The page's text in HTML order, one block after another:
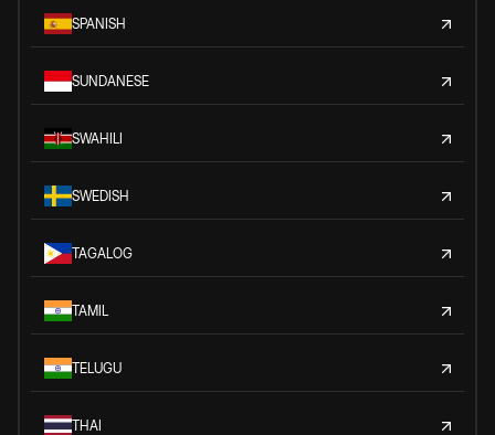
SPANISH
SUNDANESE
SWAHILI
SWEDISH
TAGALOG
TAMIL
TELUGU
THAI